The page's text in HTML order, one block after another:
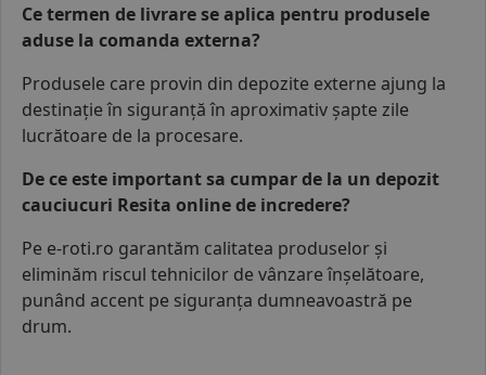
Ce termen de livrare se aplica pentru produsele
aduse la comanda externa?
Produsele care provin din depozite externe ajung la
destinație în siguranță în aproximativ șapte zile
lucrătoare de la procesare.
De ce este important sa cumpar de la un depozit
cauciucuri Resita online de incredere?
Pe e-roti.ro garantăm calitatea produselor și
eliminăm riscul tehnicilor de vânzare înșelătoare,
punând accent pe siguranța dumneavoastră pe
drum.